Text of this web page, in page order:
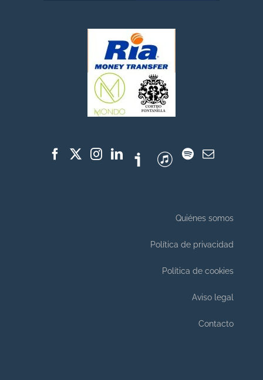
Quiénes somos
Política de privacidad
Política de cookies
Aviso legal
Contacto